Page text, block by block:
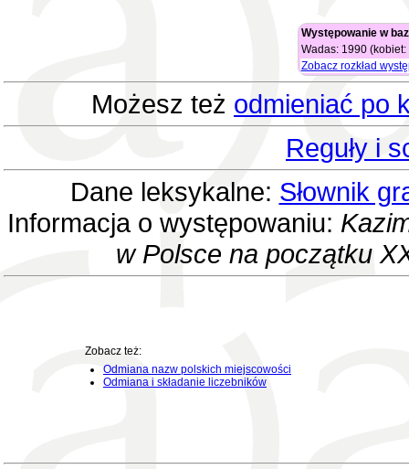
Występowanie w
Wadas: 1990
Zobacz rozkład
Możesz też odmieniać po
Reguły i
Dane leksykalne: Słownik
Informacja o występowaniu:
w Polsce na początku
Zobacz też:
Odmiana nazw polskich miejscowości
Odmiana i składanie liczebników